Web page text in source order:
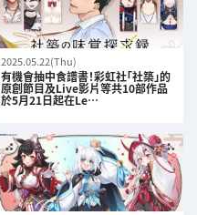
2025.05.22(Thu)
有機會抽中食譜書！彩虹社「社築」的
原創節目及Live影片等共10部作品
於5月21日起在Le…